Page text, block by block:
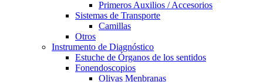
Primeros Auxilios / Accesorios
Sistemas de Transporte
Camillas
Otros
Instrumento de Diagnóstico
Estuche de Órganos de los sentidos
Fonendoscopios
Olivas Menbranas